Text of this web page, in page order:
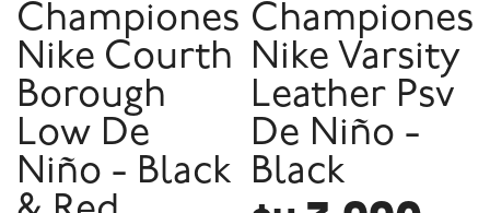
Championes
Nike Courth
Borough
Low De
Niño - Black
Championes
Nike Varsity
Leather Psv
De Niño -
Black